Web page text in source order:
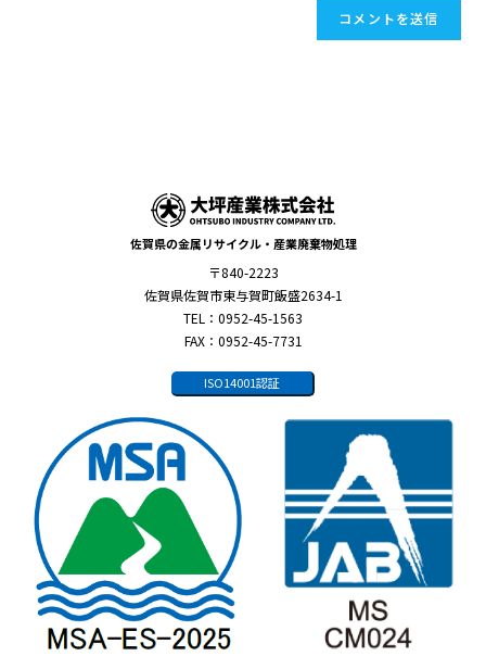
佐賀県の金属リサイクル・産業廃棄物処理
〒840-2223
佐賀県佐賀市東与賀町飯盛2634-1
TEL：0952-45-1563
FAX：0952-45-7731
ISO14001認証